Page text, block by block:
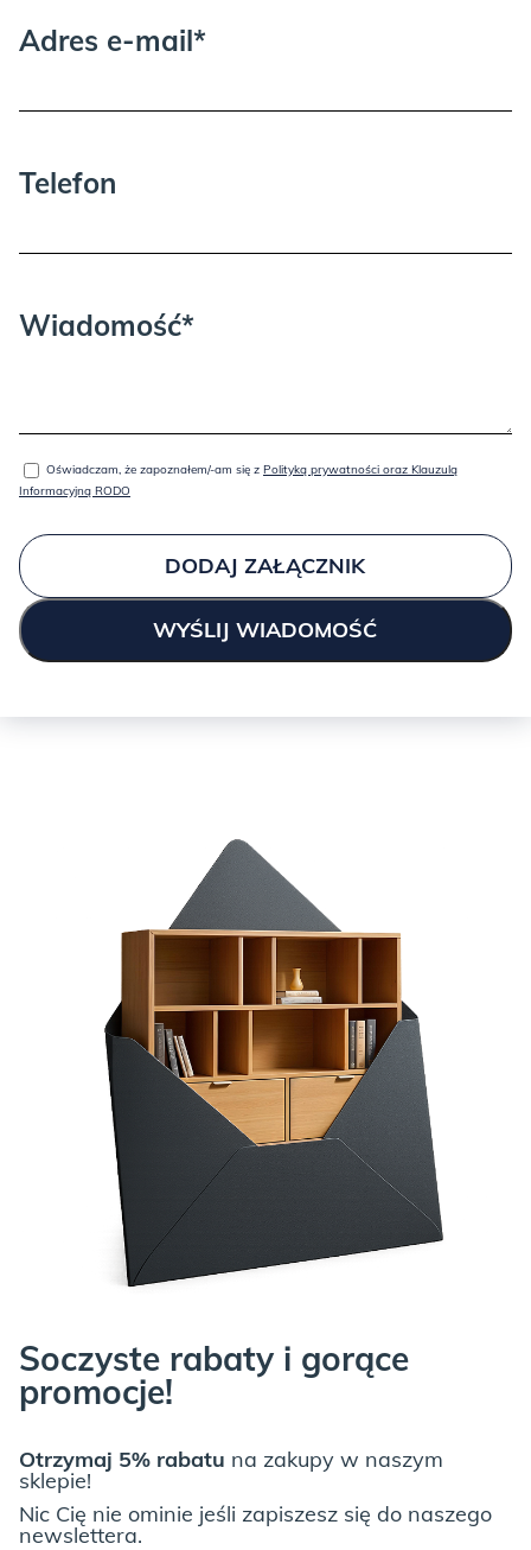
wnoszeniu i rozpakowywaniu.
Adres e-mail*
Telefon
Wiadomość*
Oświadczam, że zapoznałem/-am się z Polityką prywatności oraz Klauzulą
Informacyjną RODO
DODAJ ZAŁĄCZNIK
Soczyste rabaty i gorące
promocje!
Otrzymaj 5% rabatu na zakupy w naszym
sklepie!
Nic Cię nie ominie jeśli zapiszesz się do naszego
newslettera.